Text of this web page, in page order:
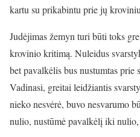
kartu su prikabintu prie jų
Judėjimas žemyn turi būti toks
krovinio kritimą. Nuleidus
bet pavalkėlis bus nustumtas prie
Vadinasi, greitai leidžiantis
nieko nesvėrė, buvo nesvarumo
nulio, nustūmė pavalkėlį iki